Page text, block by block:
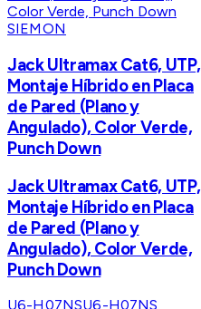
SIEMON
Jack Ultramax Cat6, UTP,
Montaje Híbrido en Placa
de Pared (Plano y
Angulado), Color Verde,
Punch Down
Jack Ultramax Cat6, UTP,
Montaje Híbrido en Placa
de Pared (Plano y
Angulado), Color Verde,
Punch Down
U6-H07NSU6-H07NS